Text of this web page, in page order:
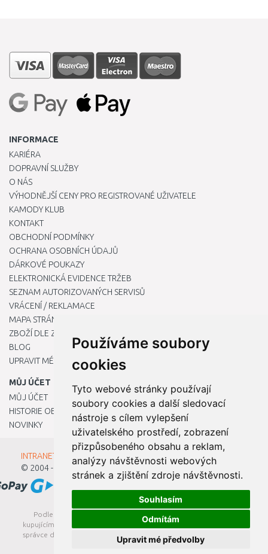
Používáme soubory
cookies
Tyto webové stránky používají
soubory cookies a další sledovací
nástroje s cílem vylepšení
uživatelského prostředí, zobrazení
přizpůsobeného obsahu a reklam,
analýzy návštěvnosti webových
stránek a zjištění zdroje návštěvnosti.
Souhlasím
Odmítám
Upravit mé předvolby
INFORMACE
KARIÉRA
DOPRAVNÍ SLUŽBY
O NÁS
VÝHODNĚJŠÍ CENY PRO REGISTROVANÉ UŽIVATELE
KAMODY KLUB
KONTAKT
OBCHODNÍ PODMÍNKY
OCHRANA OSOBNÍCH ÚDAJŮ
DÁRKOVÉ POUKAZY
ELEKTRONICKÁ EVIDENCE TRŽEB
SEZNAM AUTORIZOVANÝCH SERVISŮ
VRÁCENÍ / REKLAMACE
MAPA STRÁNKY
ZBOŽÍ DLE ZNAČEK
BLOG
UPRAVIT MÉ PŘEDVOLBY COOKIES
MŮJ ÚČET
MŮJ ÚČET
HISTORIE OBJEDNÁVEK
NOVINKY
INTRANET - Přihlášení pro zaměstnance
© 2004 - 2026
Kamody s.r.o.
Podle zákona o evidenci tržeb je prodávající povinen vystavit
kupujícímu účtenku. Zároveň je povinen zaevidovat přijatou tržbu u
správce daně online; v případě technického výpadku pak nejpozději
do 48 hodin.